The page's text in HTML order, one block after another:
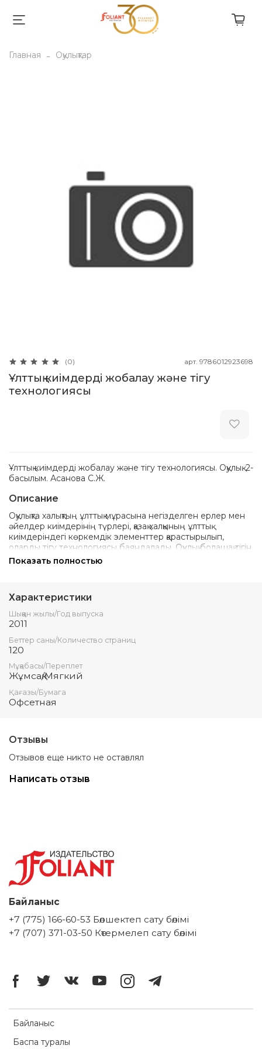
Главная Оқулықтар
(0) арт. 9786012923698
Ұлттық киімдерді жобалау және тігу
технологиясы
Ұлттық киімдерді жобалау және тігу технологиясы. Оқулық. 2-
басылым. Асанова С.Ж.
Описание
Оқулықта халықтың ұлттық мұрасына негізделген ерлер мен
әйелдер киімдерінің түрлері, қазақ халқының ұлттық
киімдеріндегі көркемдік элементтер қарастырылып,
оларды тігу технологиясы баяндалады. Оқулық болашақ тігін
саласы мамандарына арналған.
Показать полностью
Характеристики
Шыққан жылы/Год выпуска
2011
Беттер саны/Количество страниц
120
Мұқабасы/Переплет
Жұмсақ/Мягкий
Қағазы/Бумага
Офсетная
Отзывы
Отзывов еще никто не оставлял
Написать отзыв
Байланыс
Баспа туралы
Байланыс
+7 (775) 166-60-53 Бөлшектеп сату бөлімі
+7 (707) 371-03-50 Көтермелеп сату бөлімі